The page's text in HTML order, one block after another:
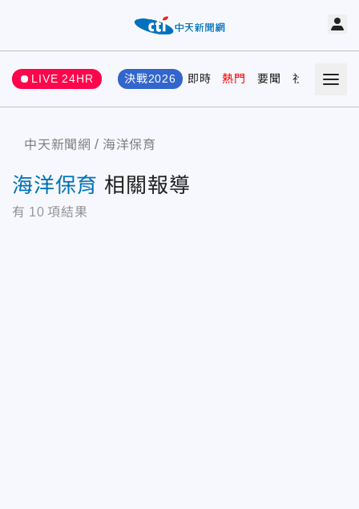
LIVE 24HR 決戰2026 即時 熱門 要聞 社會 娛樂
中天新聞網 海洋保育
海洋保育 相關報導
有 10 項結果